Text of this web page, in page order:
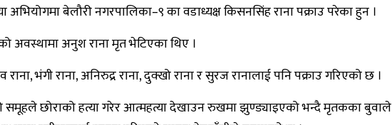
अभियोगमा बेलौरी नगरपालिका–९ का वडाध्यक्ष किसनसिंह राना पक्राउ परेका हुन ।
अवस्थामा अनुश राना मृत भेटिएका थिए ।
भंगी राना, अनिरुद्र राना, दुक्खो राना र सुरज रानालाई पनि पक्राउ गरिएको छ ।
समूहले छोराको हत्या गरेर आत्महत्या देखाउन रुखमा झुण्ड्याइएको भन्दै मृतकका बुवाले